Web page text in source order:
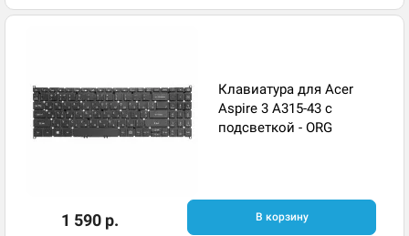
Клавиатура для Acer
Aspire 3 A315-43 с
подсветкой - ORG
1 590 р. В корзину